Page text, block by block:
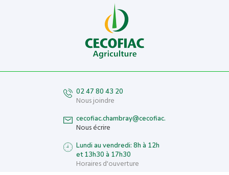
02 47 80 43 20
Nous joindre
cecofiac.chambray@cecofiac.fr
Nous écrire
Lundi au vendredi: 8h à 12h
et 13h30 à 17h30
Horaires d'ouverture